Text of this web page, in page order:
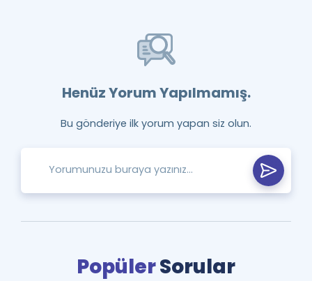
Henüz Yorum Yapılmamış.
Bu gönderiye ilk yorum yapan siz olun.
PopülerSorular